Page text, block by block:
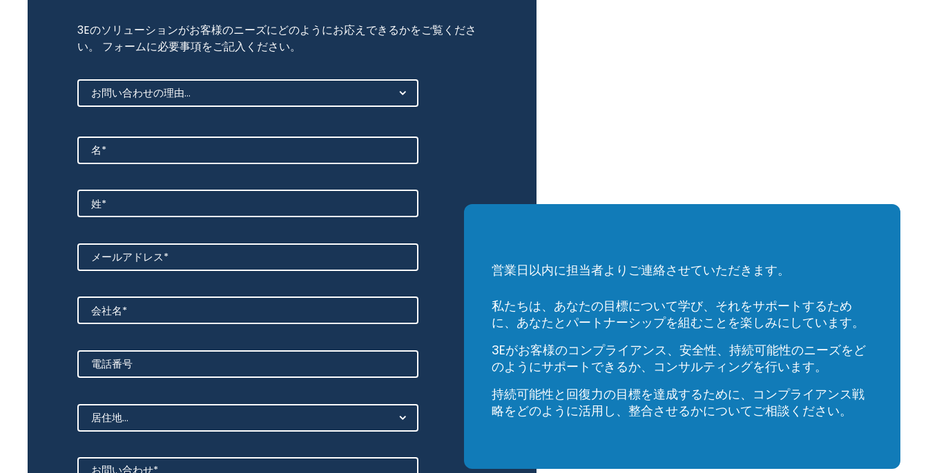
3Eのソリューションがお客様のニーズにどのようにお応えできるかをご覧くださ
い。 フォームに必要事項をご記入ください。
営業日以内に担当者よりご連絡させていただきます。
私たちは、あなたの目標について学び、それをサポートするため
に、あなたとパートナーシップを組むことを楽しみにしています。
3Eがお客様のコンプライアンス、安全性、持続可能性のニーズをど
のようにサポートできるか、コンサルティングを行います。
持続可能性と回復力の目標を達成するために、コンプライアンス戦
略をどのように活用し、整合させるかについてご相談ください。